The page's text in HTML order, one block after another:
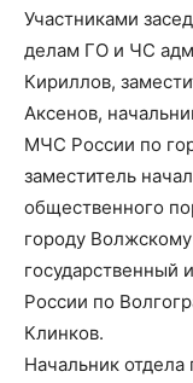
Участниками
делам ГО и ЧС
Кириллов,
Аксенов,
МЧС России по
заместитель
общественного
городу
России по
Клинков.
Начальник